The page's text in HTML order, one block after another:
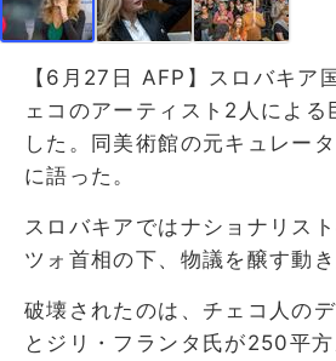
【6月27日 AFP】スロバキア
ェコのアーティスト2人によ
した。同美術館の元キュレー
に語った。
スロバキアではナショナリス
ツォ首相の下、物議を醸す動き
破壊されたのは、チェコ人の
とジリ・フランタ氏が250平